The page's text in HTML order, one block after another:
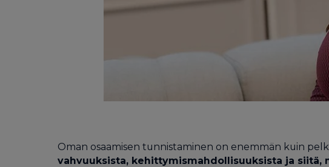
Oman osaamisen tunnistaminen on enemmän kuin
vahvuuksista, kehittymismahdollisuuksista ja